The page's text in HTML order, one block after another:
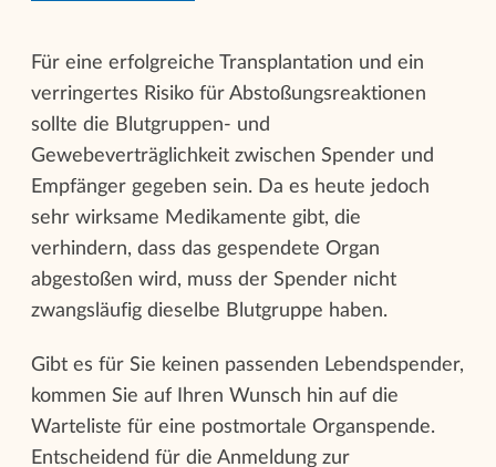
Für eine erfolgreiche Transplantation und ein
verringertes Risiko für Abstoßungsreaktionen
sollte die Blutgruppen- und
Gewebeverträglichkeit zwischen Spender und
Empfänger gegeben sein. Da es heute jedoch
sehr wirksame Medikamente gibt, die
verhindern, dass das gespendete Organ
abgestoßen wird, muss der Spender nicht
zwangsläufig dieselbe Blutgruppe haben.
Gibt es für Sie keinen passenden Lebendspender,
kommen Sie auf Ihren Wunsch hin auf die
Warteliste für eine postmortale Organspende.
Entscheidend für die Anmeldung zur